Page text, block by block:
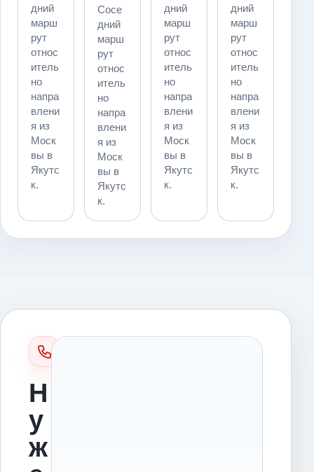
дний
марш
рут
относ
итель
но
напра
влени
я из
Моск
вы в
Якутс
к.
Сосе
дний
марш
рут
относ
итель
но
напра
влени
я из
Моск
вы в
Якутс
к.
дний
марш
рут
относ
итель
но
напра
влени
я из
Моск
вы в
Якутс
к.
дний
марш
рут
относ
итель
но
напра
влени
я из
Моск
вы в
Якутс
к.
Н
у
ж